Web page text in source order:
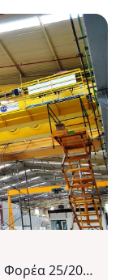
Φορέα 25/20tn